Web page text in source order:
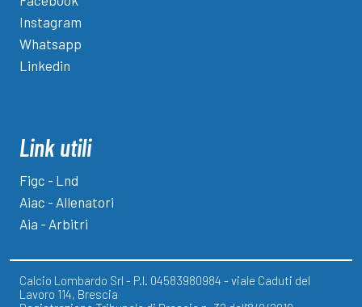
Instagram
Whatsapp
Linkedin
Link utili
Figc - Lnd
Aiac - Allenatori
Aia - Arbitri
Calcio Lombardo Srl - P.I. 04583980984 - viale Caduti del
Lavoro 114, Brescia